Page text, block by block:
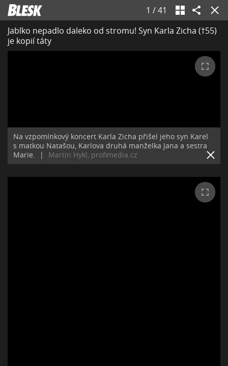
1 /41
Jablko nepadlo daleko od stromu! Syn Karla Zicha (†55)
je kopií táty
Na vzpomínkový koncert Karla Zicha přišel jeho syn Karel
s matkou Natašou, Karlova druhá manželka Jana a sestra
Marie.
| Martin Hykl, profimedia.cz